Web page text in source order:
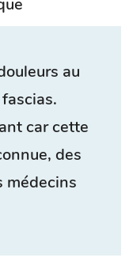
au
car cette
des
médecins